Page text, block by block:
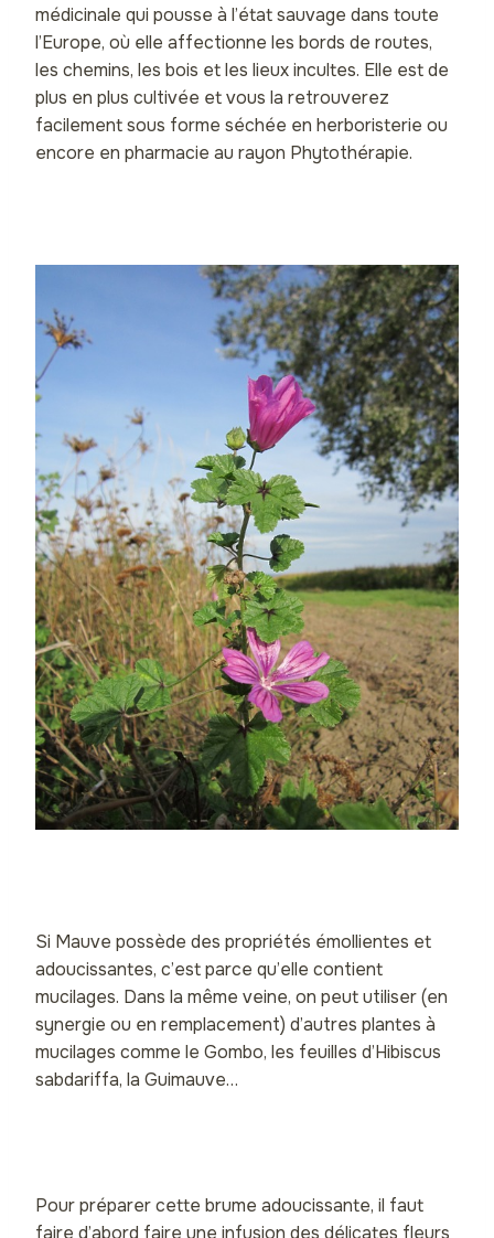
médicinale qui pousse à l’état sauvage dans toute
l’Europe, où elle affectionne les bords de routes,
les chemins, les bois et les lieux incultes. Elle est de
plus en plus cultivée et vous la retrouverez
facilement sous forme séchée en herboristerie ou
encore en pharmacie au rayon Phytothérapie.
Si Mauve possède des propriétés émollientes et
adoucissantes, c’est parce qu’elle contient
mucilages. Dans la même veine, on peut utiliser (en
synergie ou en remplacement) d’autres plantes à
mucilages comme le Gombo, les feuilles d’Hibiscus
sabdariffa, la Guimauve…
Pour préparer cette brume adoucissante, il faut
faire d’abord faire une infusion des délicates fleurs